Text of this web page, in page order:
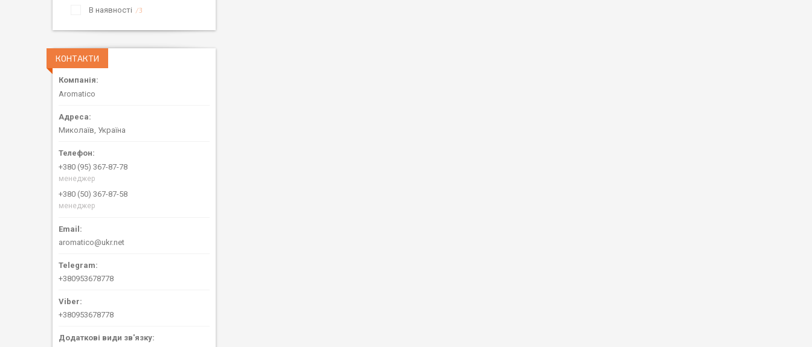
В наявності
3
КОНТАКТИ
Aromatico
Миколаїв, Україна
+380 (95) 367-87-78
менеджер
+380 (50) 367-87-58
менеджер
aromatico@ukr.net
+380953678778
+380953678778